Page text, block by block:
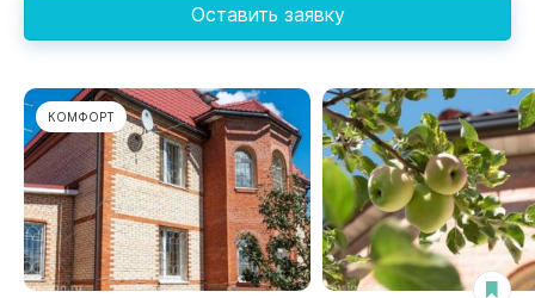
Оставить заявку
КОМФОРТ